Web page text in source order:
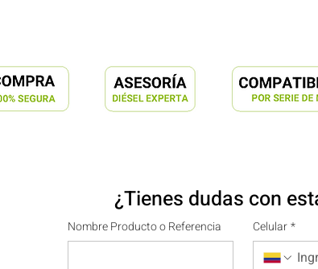
¿Tienes dudas con
Nombre Producto o Referencia Celular *